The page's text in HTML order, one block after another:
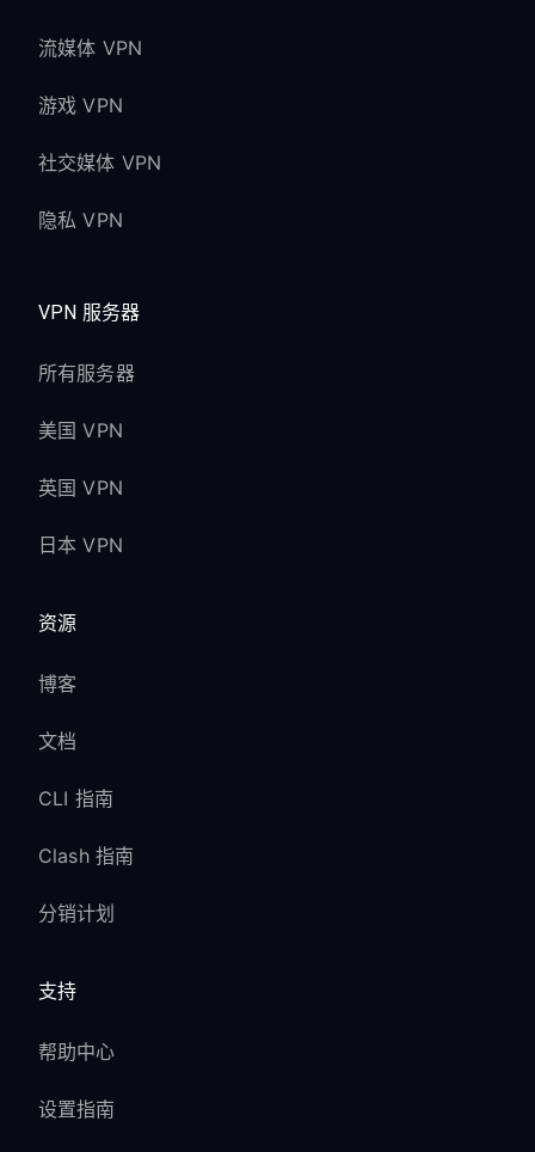
流媒体 VPN
游戏 VPN
社交媒体 VPN
隐私 VPN
VPN 服务器
所有服务器
美国 VPN
英国 VPN
日本 VPN
资源
博客
文档
CLI 指南
Clash 指南
分销计划
支持
帮助中心
设置指南